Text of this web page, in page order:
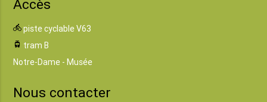
Accès
directions_bike piste cyclable V63
tram tram B
Notre-Dame - Musée
Nous contacter